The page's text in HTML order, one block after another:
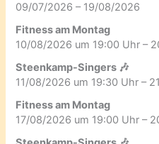
09/07/2026 – 19/08/2026
Fitness am Montag
10/08/2026 um 19:00 Uhr –
Steenkamp-Singers 🎶
11/08/2026 um 19:30 Uhr –
Fitness am Montag
17/08/2026 um 19:00 Uhr –